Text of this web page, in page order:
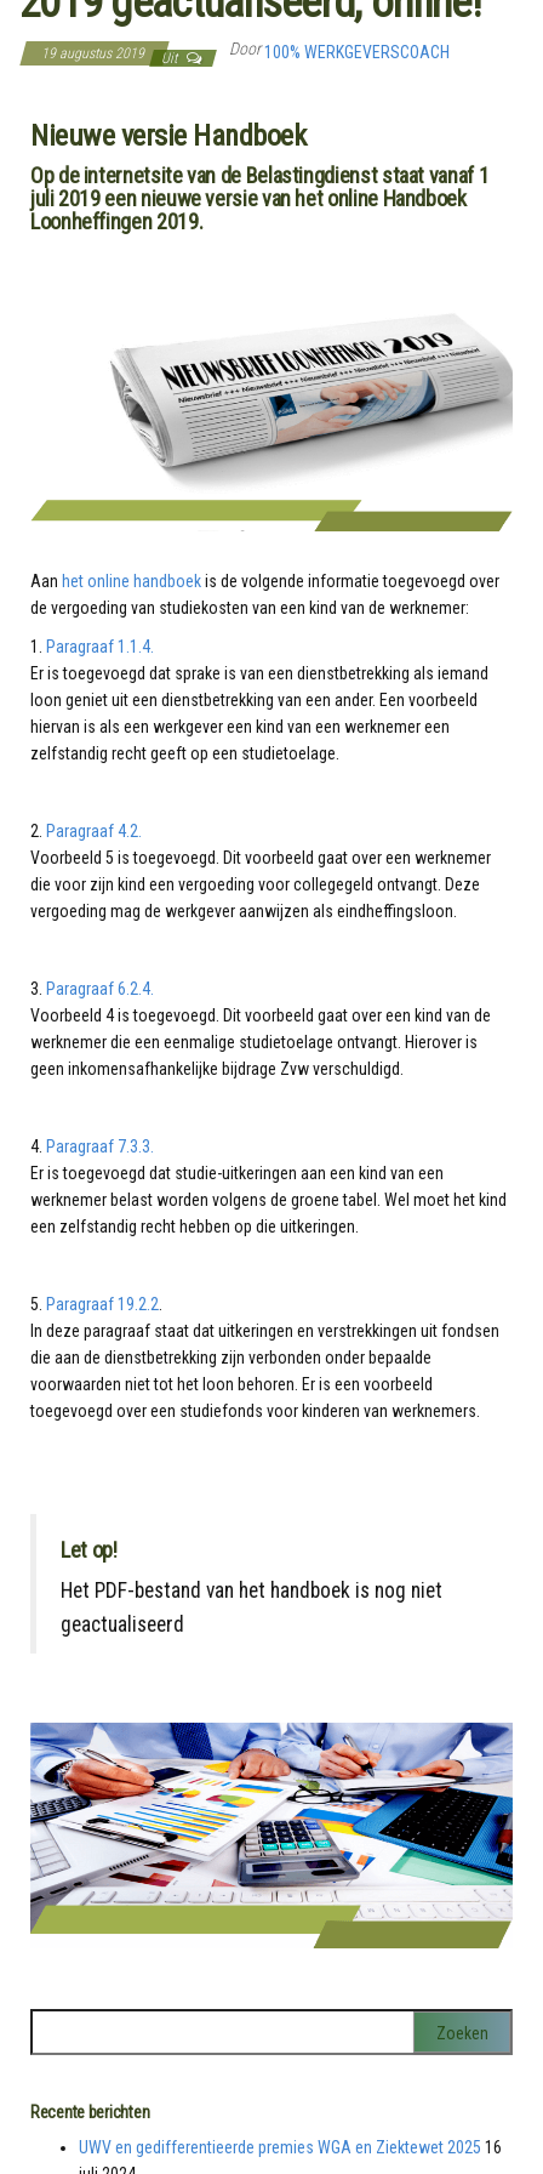
19 augustus 2019 Uit Door100% WERKGEVERSCOACH
Nieuwe versie Handboek
Op de internetsite van de Belastingdienst staat vanaf 1
juli 2019 een nieuwe versie van het online Handboek
Loonheffingen 2019.
Aan het online handboekis de volgende informatie toegevoegd over
de vergoeding van studiekosten van een kind van de werknemer:
1.
Paragraaf 1.1.4.
Er is toegevoegd dat sprake is van een dienstbetrekking als iemand
loon geniet uit een dienstbetrekking van een ander. Een voorbeeld
hiervan is als een werkgever een kind van een werknemer een
zelfstandig recht geeft op een studietoelage.
2. Paragraaf 4.2.
Voorbeeld 5 is toegevoegd. Dit voorbeeld gaat over een werknemer
die voor zijn kind een vergoeding voor collegegeld ontvangt. Deze
vergoeding mag de werkgever aanwijzen als eindheffingsloon.
3. Paragraaf 6.2.4.
Voorbeeld 4 is toegevoegd. Dit voorbeeld gaat over een kind van de
werknemer die een eenmalige studietoelage ontvangt. Hierover is
geen inkomensafhankelijke bijdrage Zvw verschuldigd.
4. Paragraaf 7.3.3.
Er is toegevoegd dat studie-uitkeringen aan een kind van een
werknemer belast worden volgens de groene tabel. Wel moet het kind
een zelfstandig recht hebben op die uitkeringen.
5. Paragraaf 19.2.2
In deze paragraaf staat dat uitkeringen en verstrekkingen uit fondsen
die aan de dienstbetrekking zijn verbonden onder bepaalde
voorwaarden niet tot het loon behoren. Er is een voorbeeld
toegevoegd over een studiefonds voor kinderen van werknemers.
Let op!
Het PDF-bestand van het handboek is nog niet
geactualiseerd
Recente berichten
UWV en gedifferentieerde premies WGA en Ziektewet 2025 16